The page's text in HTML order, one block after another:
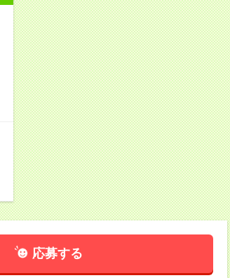
応募する